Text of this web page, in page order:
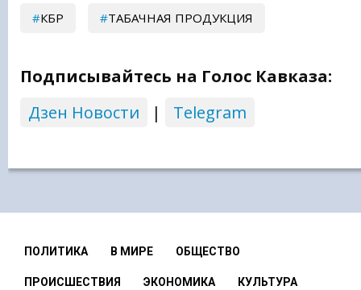
КБР ТАБАЧНАЯ ПРОДУКЦИЯ
Подписывайтесь на Голос Кавказа:
Дзен Новости
| Telegram
ПОЛИТИКА В МИРЕ ОБЩЕСТВО
ПРОИСШЕСТВИЯ ЭКОНОМИКА КУЛЬТУРА